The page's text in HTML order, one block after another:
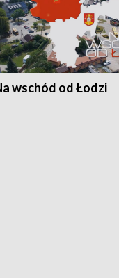
wschód od Łodzi